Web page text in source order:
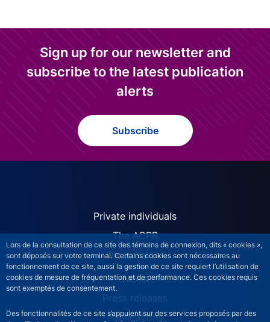
Lors de la consultation de ce site des témoins de connexion, dits « cookies »,
sont déposés sur votre terminal. Certains cookies sont nécessaires au
fonctionnement de ce site, aussi la gestion de ce site requiert l’utilisation de
cookies de mesure de fréquentation et de performance. Ces cookies requis
sont exemptés de consentement.
Des fonctionnalités de ce site s’appuient sur des services proposés par des
Sign up for our newsletter and
subscribe to the latest publication
alerts
Subscribe
ACPR site navigation
Private individuals
The ACPR
Our missions
News
Press releases
Publications